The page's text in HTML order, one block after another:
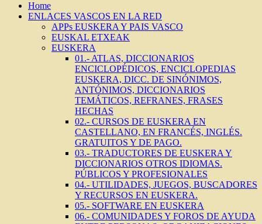
Home
ENLACES VASCOS EN LA RED
APPs EUSKERA Y PAIS VASCO
EUSKAL ETXEAK
EUSKERA
01.- ATLAS, DICCIONARIOS
ENCICLOPÉDICOS, ENCICLOPEDIAS
EUSKERA, DICC. DE SINÓNIMOS,
ANTÓNIMOS, DICCIONARIOS
TEMÁTICOS, REFRANES, FRASES
HECHAS
02.- CURSOS DE EUSKERA EN
CASTELLANO, EN FRANCÉS, INGLÉS.
GRATUITOS Y DE PAGO.
03.- TRADUCTORES DE EUSKERA Y
DICCIONARIOS OTROS IDIOMAS.
PÚBLICOS Y PROFESIONALES
04.- UTILIDADES, JUEGOS, BUSCADORES
Y RECURSOS EN EUSKERA.
05.- SOFTWARE EN EUSKERA
06.- COMUNIDADES Y FOROS DE AYUDA